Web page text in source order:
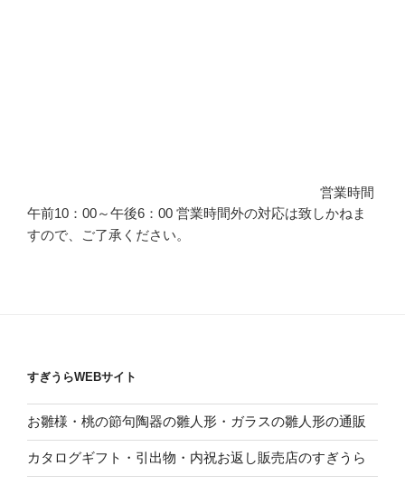
営業時間
午前10：00～午後6：00 営業時間外の対応は致しかねま
すので、ご了承ください。
すぎうらWEBサイト
お雛様・桃の節句陶器の雛人形・ガラスの雛人形の通販
カタログギフト・引出物・内祝お返し販売店のすぎうら